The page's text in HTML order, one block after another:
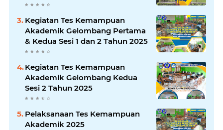
Kegiatan Tes Kemampuan
Akademik Gelombang Pertama
& Kedua Sesi 1 dan 2 Tahun 2025
Kegiatan Tes Kemampuan
Akademik Gelombang Kedua
Sesi 2 Tahun 2025
Pelaksanaan Tes Kemampuan
Akademik 2025